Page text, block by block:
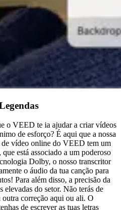
o VEED te ia ajudar a criar vídeos
de esforço? É aqui que a nossa
de vídeo online do VEED tem um
está associado a um poderoso
Dolby, o nosso transcritor
o áudio da tua canção para
Para além disso, a precisão da
elevadas do setor. Não terás de
correção aqui ou ali. O
de escrever as tuas letras